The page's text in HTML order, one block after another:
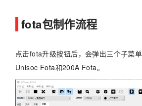
fota包制作流程
点击fota升级按钮后，会弹出三个子菜
Unisoc Fota和200A Fota。